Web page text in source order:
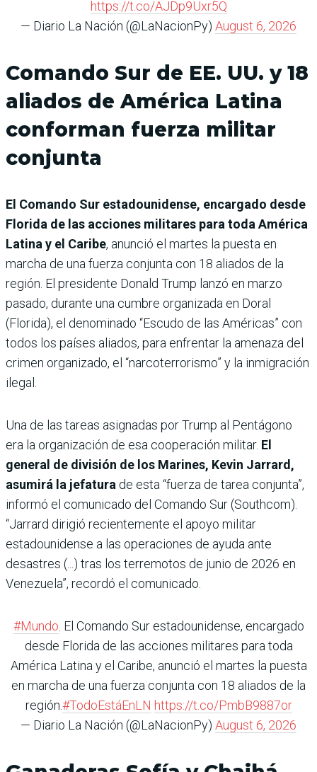
https://t.co/AJDp9Uxr5Q
— Diario La Nación (@LaNacionPy) August 6, 2026
Comando Sur de EE. UU. y 18
aliados de América Latina
conforman fuerza militar
conjunta
El Comando Sur estadounidense, encargado desde
Florida de las acciones militares para toda América
Latina y el Caribe, anunció el martes la puesta en
marcha de una fuerza conjunta con 18 aliados de la
región. El presidente Donald Trump lanzó en marzo
pasado, durante una cumbre organizada en Doral
(Florida), el denominado “Escudo de las Américas” con
todos los países aliados, para enfrentar la amenaza del
crimen organizado, el “narcoterrorismo” y la inmigración
ilegal.
Una de las tareas asignadas por Trump al Pentágono
era la organización de esa cooperación militar. El
general de división de los Marines, Kevin Jarrard,
asumirá la jefatura de esta “fuerza de tarea conjunta”,
informó el comunicado del Comando Sur (Southcom).
“Jarrard dirigió recientemente el apoyo militar
estadounidense a las operaciones de ayuda ante
desastres (...) tras los terremotos de junio de 2026 en
Venezuela”, recordó el comunicado.
#Mundo . El Comando Sur estadounidense, encargado
desde Florida de las acciones militares para toda
América Latina y el Caribe, anunció el martes la puesta
en marcha de una fuerza conjunta con 18 aliados de la
región.#TodoEstáEnLN https://t.co/PmbB9887or
— Diario La Nación (@LaNacionPy) August 6, 2026